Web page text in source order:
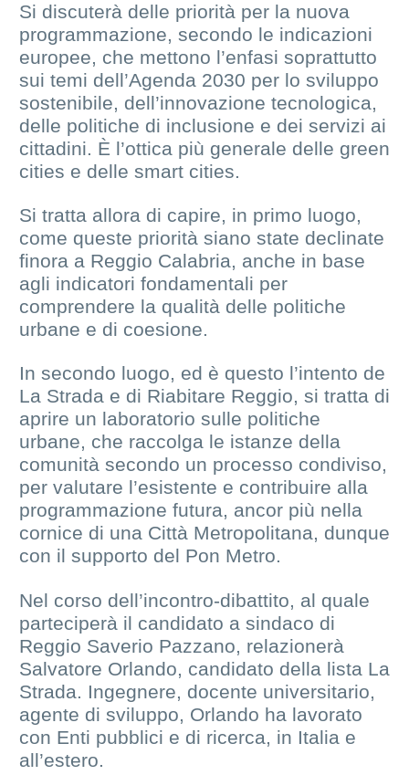
Si discuterà delle priorità per la nuova
programmazione, secondo le indicazioni
europee, che mettono l’enfasi soprattutto
sui temi dell’Agenda 2030 per lo sviluppo
sostenibile, dell’innovazione tecnologica,
delle politiche di inclusione e dei servizi ai
cittadini. È l’ottica più generale delle green
cities e delle smart cities.
Si tratta allora di capire, in primo luogo,
come queste priorità siano state declinate
finora a Reggio Calabria, anche in base
agli indicatori fondamentali per
comprendere la qualità delle politiche
urbane e di coesione.
In secondo luogo, ed è questo l’intento de
La Strada e di Riabitare Reggio, si tratta di
aprire un laboratorio sulle politiche
urbane, che raccolga le istanze della
comunità secondo un processo condiviso,
per valutare l’esistente e contribuire alla
programmazione futura, ancor più nella
cornice di una Città Metropolitana, dunque
con il supporto del Pon Metro.
Nel corso dell’incontro-dibattito, al quale
parteciperà il candidato a sindaco di
Reggio Saverio Pazzano, relazionerà
Salvatore Orlando, candidato della lista La
Strada. Ingegnere, docente universitario,
agente di sviluppo, Orlando ha lavorato
con Enti pubblici e di ricerca, in Italia e
all’estero.